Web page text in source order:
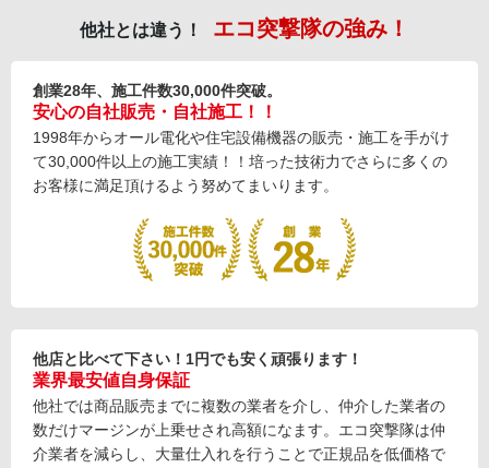
他社とは違う！ エコ突撃隊の強み！
創業28年、施工件数30,000件突破。
安心の自社販売・自社施工！！
1998年からオール電化や住宅設備機器の販売・施工を手がけ
て30,000件以上の施工実績！！培った技術力でさらに多くの
お客様に満足頂けるよう努めてまいります。
他店と比べて下さい！1円でも安く頑張ります！
業界最安値自身保証
他社では商品販売までに複数の業者を介し、仲介した業者の
数だけマージンが上乗せされ高額になます。エコ突撃隊は仲
介業者を減らし、大量仕入れを行うことで正規品を低価格で